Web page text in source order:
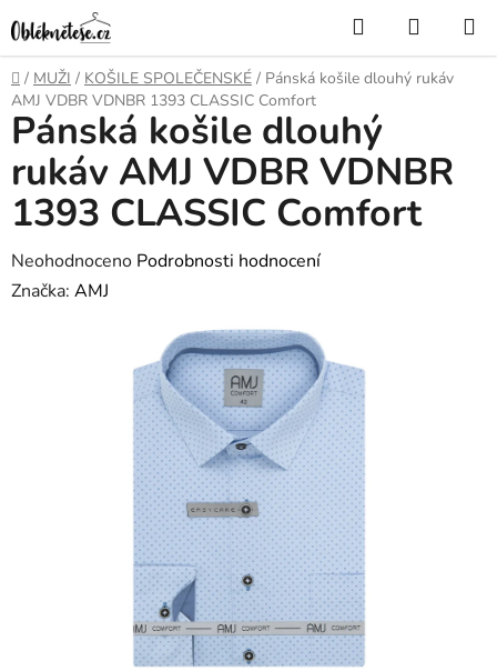
na
obsah
Hledat
KOŠÍK
Domů
/ MUŽI / KOŠILE SPOLEČENSKÉ / Pánská košile dlouhý rukáv
AMJ VDBR VDNBR 1393 CLASSIC Comfort
Pánská košile dlouhý
rukáv AMJ VDBR VDNBR
1393 CLASSIC Comfort
Průměrné
hodnocení
Neohodnoceno Podrobnosti hodnocení
Značka: AMJ